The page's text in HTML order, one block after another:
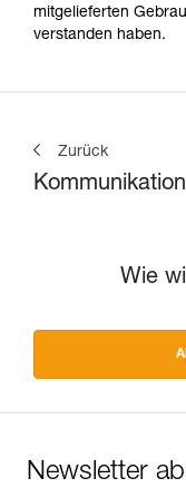
mitgelieferten
verstanden haben.
Zurück
Wie
Newsletter